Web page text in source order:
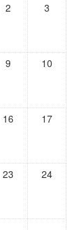
2 3
9 10
16 17
23 24